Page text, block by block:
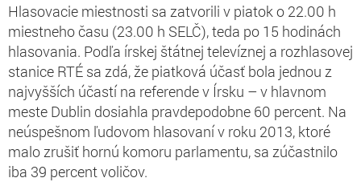
Hlasovacie miestnosti sa zatvorili v piatok o 22.00 h
miestneho času (23.00 h SELČ), teda po 15 hodinách
hlasovania. Podľa írskej štátnej televíznej a rozhlasovej
stanice RTÉ sa zdá, že piatková účasť bola jednou z
najvyšších účastí na referende v Írsku – v hlavnom
meste Dublin dosiahla pravdepodobne 60 percent. Na
neúspešnom ľudovom hlasovaní v roku 2013, ktoré
malo zrušiť hornú komoru parlamentu, sa zúčastnilo
iba 39 percent voličov.